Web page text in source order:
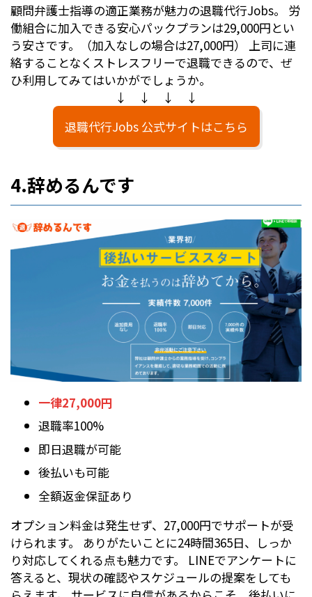
顧問弁護士指導の適正業務が魅力の退職代行Jobs。 労
働組合に加入できる安心パックプランは29,000円とい
う安さです。（加入なしの場合は27,000円） 上司に連
絡することなくストレスフリーで退職できるので、ぜ
ひ利用してみてはいかがでしょうか。
↓ ↓ ↓ ↓
退職代行Jobs 公式サイトはこちら
4.辞めるんです
一律27,000円
退職率100%
即日退職が可能
後払いも可能
全額返金保証あり
オプション料金は発生せず、27,000円でサポートが受
けられます。 ありがたいことに24時間365日、しっか
り対応してくれる点も魅力です。 LINEでアンケートに
答えると、現状の確認やスケジュールの提案をしても